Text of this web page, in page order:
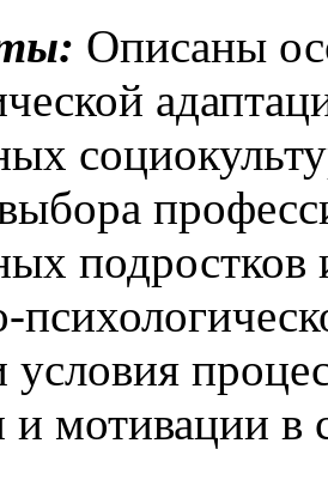
Описаны
подростков
и мотивации